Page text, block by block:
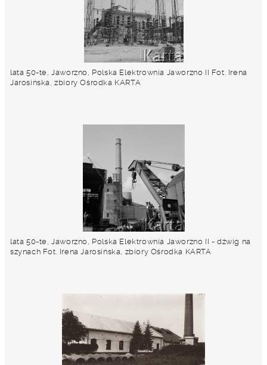
lata 50-te, Jaworzno, Polska Elektrownia Jaworzno II Fot. Irena
Jarosińska, zbiory Ośrodka KARTA
lata 50-te, Jaworzno, Polska Elektrownia Jaworzno II - dźwig na
szynach Fot. Irena Jarosińska, zbiory Ośrodka KARTA